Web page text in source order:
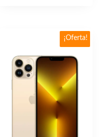
¡Oferta!
tiene
múltiples
variantes.